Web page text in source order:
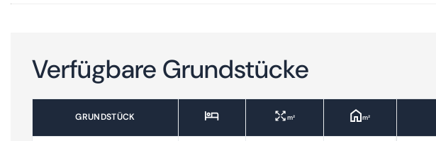
Verfügbare Grundstücke
GRUNDSTÜCK m² m²